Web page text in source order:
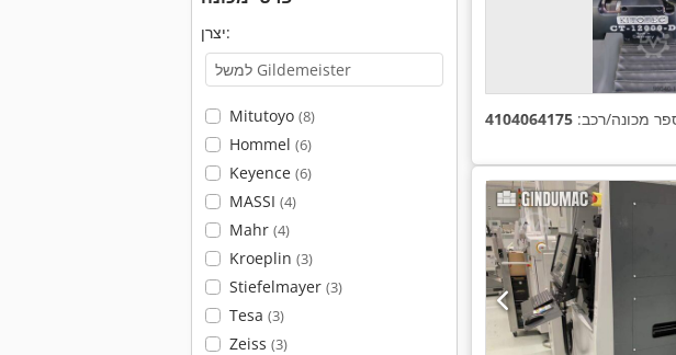
יצרן:
Mitutoyo (8)
Hommel (6)
Keyence (6)
MASSI (4)
Mahr (4)
Kroeplin (3)
Stiefelmayer (3)
Tesa (3)
Zeiss (3)
מכונה/רכב: 4104064175